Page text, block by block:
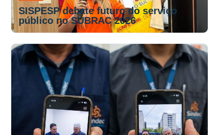
SISPESP debate futuro do serviço
público no SUBRAC 2026